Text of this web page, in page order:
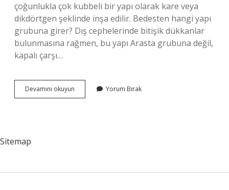
çoğunlukla çok kubbeli bir yapı olarak kare veya
dikdörtgen şeklinde inşa edilir. Bedesten hangi yapı
grubuna girer? Dış cephelerinde bitişik dükkanlar
bulunmasına rağmen, bu yapı Arasta grubuna değil,
kapalı çarşı…
Devamını okuyun Bedesten
Nedir
Yorum Bırak
Sitemap